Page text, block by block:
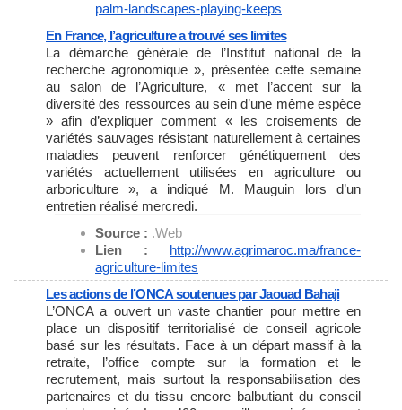
palm-landscapes-playing-keeps
En France, l’agriculture a trouvé ses limites
La démarche générale de l’Institut national de la
recherche agronomique », présentée cette semaine
au salon de l’Agriculture, « met l’accent sur la
diversité des ressources au sein d’une même espèce
» afin d’expliquer comment « les croisements de
variétés sauvages résistant naturellement à certaines
maladies peuvent renforcer génétiquement des
variétés actuellement utilisées en agriculture ou
arboriculture », a indiqué M. Mauguin lors d’un
entretien réalisé mercredi.
Source : .Web
Lien : http://www.agrimaroc.ma/france-
agriculture-limites
Les actions de l’ONCA soutenues par Jaouad Bahaji
L’ONCA a ouvert un vaste chantier pour mettre en
place un dispositif territorialisé de conseil agricole
basé sur les résultats. Face à un départ massif à la
retraite, l’office compte sur la formation et le
recrutement, mais surtout la responsabilisation des
partenaires et du tissu encore balbutiant du conseil